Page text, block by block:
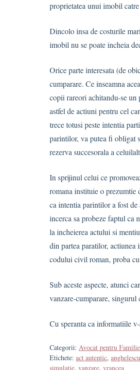
proprietatea unui imobil
Dincolo insa de costurile
imobil nu se poate incheia
Orice parte interesata (de
cumparare. Ce inseamna
copii rareori achitandu-se
astfel de actiuni pentru cel
trece totusi peste intentia
parintilor, va putea fi obligat
rezerva succesorala a
In sprijinul celui ce
romana instituie o prezumtie
ca intentia parintilor a fost
incerca sa probeze faptul ca
la incheierea actului si
din partea paratilor,
codului civil roman, proba
Sub aceste aspecte, atunci
vanzare-cumparare, singurul
Cu speranta ca informatiile
Categorii: Avocat pentru Familie
Etichete: act autentic, anghelescu
simulatie, vanzare, vrancea